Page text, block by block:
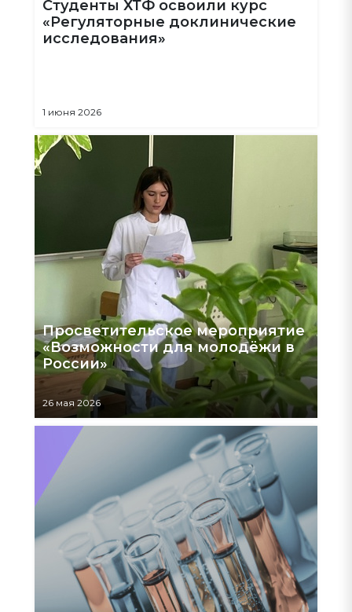
Студенты ХТФ освоили курс
«Регуляторные доклинические
исследования»
1 июня 2026
Просветительское мероприятие
«Возможности для молодёжи в
России»
26 мая 2026